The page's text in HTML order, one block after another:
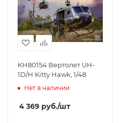
KH80154 Вертолет UH-
1D/H Kitty Hawk, 1/48
Нет в наличии
4 369 руб./шт